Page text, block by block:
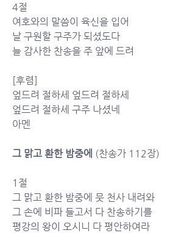
4절
여호와의 말씀이 육신을 입어
날 구원할 구주가 되셨도다
늘 감사한 찬송을 주 앞에 드려
[후렴]
엎드려 절하세 엎드려 절하세
엎드려 절하세 구주 나셨네
아멘
그 맑고 환한 밤중에 (찬송가 112장)
1절
그 맑고 환한 밤중에 뭇 천사 내려와
그 손에 비파 들고서 다 찬송하기를
평강의 왕이 오시니 다 평안하여라